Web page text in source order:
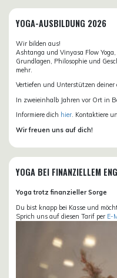
YOGA-AUSBILDUNG 2026
Wir bilden aus!
Ashtanga und Vinyasa Flow
Grundlagen, Philosophie und
mehr.
Vertiefen und Unterstützen deiner
In zweieinhalb Jahren vor Ort in
Informiere dich hier. Kontaktiere
Wir freuen uns auf dich!
YOGA BEI FINANZIELLEM
Yoga trotz finanzieller Sorge
Du bist knapp bei Kasse und
Sprich uns auf diesen Tarif per E-